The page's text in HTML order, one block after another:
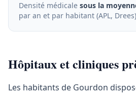
Densité médicale sous la
par an et par habitant (APL, Drees)
Hôpitaux et cliniques
Les habitants de Gourdon